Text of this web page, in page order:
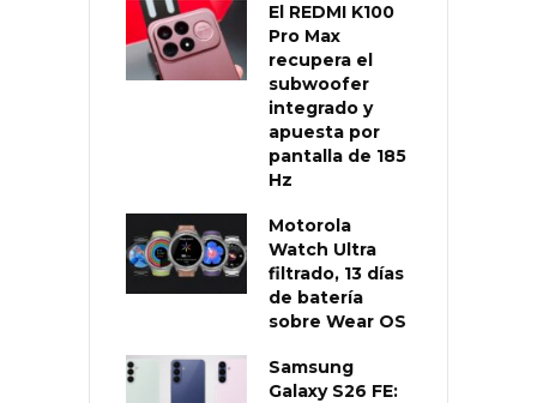
El REDMI K100
Pro Max
recupera el
subwoofer
integrado y
apuesta por
pantalla de 185
Hz
Motorola
Watch Ultra
filtrado, 13 días
de batería
sobre Wear OS
Samsung
Galaxy S26 FE: